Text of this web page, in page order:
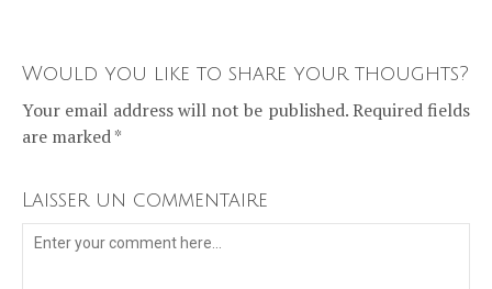
Would you like to share your thoughts?
Your email address will not be published. Required fields
are marked *
Laisser un commentaire